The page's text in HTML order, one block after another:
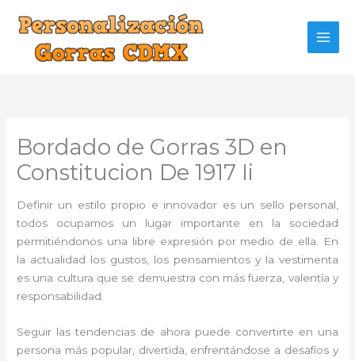
contenido
Bordado de Gorras 3D en
Constitucion De 1917 Ii
Definir un estilo propio e innovador es un sello personal,
todos ocupamos un lugar importante en la sociedad
permitiéndonos una libre expresión por medio de ella. En
la actualidad los gustos, los pensamientos y la vestimenta
es una cultura que se demuestra con más fuerza, valentía y
responsabilidad.
Seguir las tendencias de ahora puede convertirte en una
persona más popular, divertida, enfrentándose a desafíos y